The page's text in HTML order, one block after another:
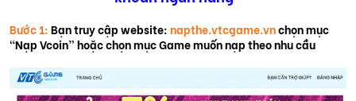
Bước 1:Bạn truy cập website:napthe.vtcgame.vnchọn mục
“Nạp Vcoin” hoặc chọn mục Game muốn nạp theo nhu cầu